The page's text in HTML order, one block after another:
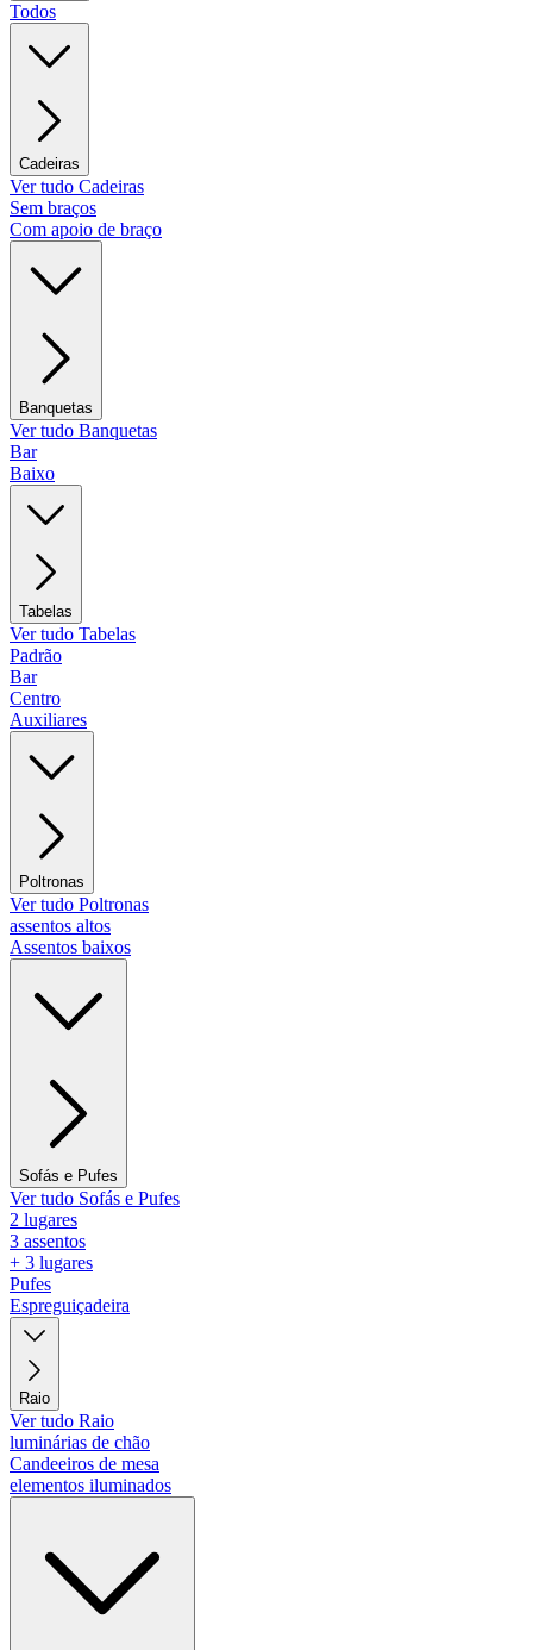
Todos
Cadeiras
Ver tudo Cadeiras
Sem braços
Com apoio de braço
Banquetas
Ver tudo Banquetas
Bar
Baixo
Tabelas
Ver tudo Tabelas
Padrão
Bar
Centro
Auxiliares
Poltronas
Ver tudo Poltronas
assentos altos
Assentos baixos
Sofás e Pufes
Ver tudo Sofás e Pufes
2 lugares
3 assentos
+ 3 lugares
Pufes
Espreguiçadeira
Raio
Ver tudo Raio
luminárias de chão
Candeeiros de mesa
elementos iluminados